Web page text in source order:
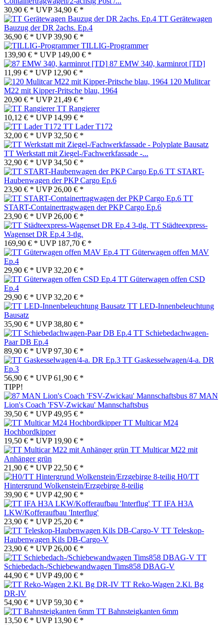
30,90 € * UVP34,90 € *
TT Gerätewagen
Bauzug der DR 2achs. Ep.4
36,90 € * UVP39,90 € *
TILLIG-Programmer
139,90 € * UVP 149,00 € *
87 EMW 340, karminrot [TD]
11,99 € * UVP 12,90 € *
120 Mulitcar
M22 mit Kipper-Pritsche blau, 1964
20,90 € * UVP 21,49 € *
TT Rangierer
10,12 € * UVP 14,99 € *
TT Lader T172
32,00 € * UVP32,50 € *
TT Werkstatt mit Ziegel-/Fachwerkfassade -...
32,90 € * UVP34,50 € *
TT START-
Haubenwagen der PKP Cargo Ep.6
23,90 € * UVP 26,00 € *
TT
START-Containertragwagen der PKP Cargo Ep.6
23,90 € * UVP 26,00 € *
TT Städteexpress-
Wagenset DR Ep.4 3-tlg.
169,90 € * UVP 187,70 € *
TT Güterwagen offen MAV
Ep.4
29,90 € * UVP32,20 € *
TT Güterwagen offen CSD
Ep.4
29,90 € * UVP32,20 € *
TT LED-Innenbeleuchtung
Bausatz
35,90 € * UVP38,80 € *
TT Schiebedachwagen-
Paar DB Ep.4
89,90 € * UVP97,30 € *
TT Gaskesselwagen/4-a. DR
Ep.3
56,90 € * UVP61,90 € *
TIPP!
87 MAN
Lion's Coach 'FSV-Zwickau' Mannschaftsbus
39,50 € * UVP49,95 € *
TT Multicar M24
Hochbordkipper
19,50 € * UVP 19,90 € *
TT Multicar M22 mit
Anhänger grün
21,90 € * UVP 22,50 € *
H0/TT
Hintergrund Wolkenstein/Erzgebirge 8-teilig
39,90 € * UVP42,90 € *
TT IFA H3A
LKW/Kofferaufbau 'Interflug'
23,90 € * UVP 25,20 € *
TT Teleskop-
Haubenwagen Kils DB-Cargo-V
23,90 € * UVP 26,00 € *
TT
Schiebedach-/Schiebewandwagen Tims858 DBAG-V
44,90 € * UVP49,00 € *
TT Reko-Wagen 2.Kl. Bg
DR-IV
54,90 € * UVP 59,30 € *
TT Bahnsteigkanten 6mm
13,50 € * UVP 13,90 € *